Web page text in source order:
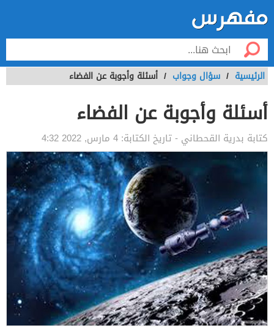
الرئيسية / سؤال وجواب / أسئلة وأجوبة عن الفضاء
أسئلة وأجوبة عن الفضاء
كتابة بدرية القحطاني - تاريخ الكتابة: 4 مارس, 2022 4:32